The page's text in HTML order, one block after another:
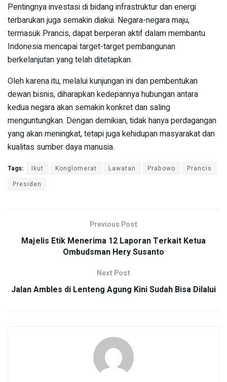
Pentingnya investasi di bidang infrastruktur dan energi
terbarukan juga semakin diakui. Negara-negara maju,
termasuk Prancis, dapat berperan aktif dalam membantu
Indonesia mencapai target-target pembangunan
berkelanjutan yang telah ditetapkan.
Oleh karena itu, melalui kunjungan ini dan pembentukan
dewan bisnis, diharapkan kedepannya hubungan antara
kedua negara akan semakin konkret dan saling
menguntungkan. Dengan demikian, tidak hanya perdagangan
yang akan meningkat, tetapi juga kehidupan masyarakat dan
kualitas sumber daya manusia.
Tags: Ikut Konglomerat Lawatan Prabowo
Prancis
Presiden
Previous Post
Majelis Etik Menerima 12 Laporan Terkait Ketua
Ombudsman Hery Susanto
Next Post
Jalan Ambles di Lenteng Agung Kini Sudah Bisa Dilalui